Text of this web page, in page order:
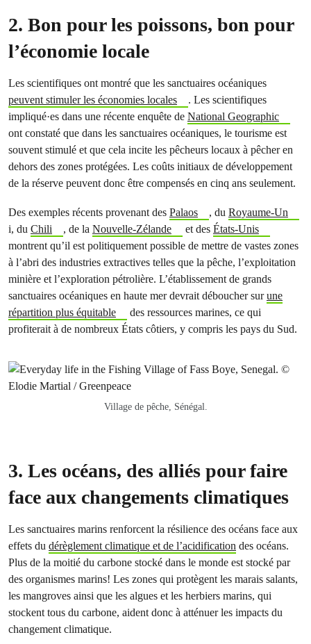
2. Bon pour les poissons, bon pour
l’économie locale
Les scientifiques ont montré que les sanctuaires océaniques
peuvent stimuler les économies locales
. Les scientifiques
impliqué·es dans une récente enquête de National Geographic
ont constaté que dans les sanctuaires océaniques, le tourisme est
souvent stimulé et que cela incite les pêcheurs locaux à pêcher en
dehors des zones protégées. Les coûts initiaux de développement
de la réserve peuvent donc être compensés en cinq ans seulement.
Des exemples récents provenant des Palaos , du Royaume-Un
i, du Chili , de la Nouvelle-Zélande et des États-Unis
montrent qu’il est politiquement possible de mettre de vastes zones
à l’abri des industries extractives telles que la pêche, l’exploitation
minière et l’exploration pétrolière. L’établissement de grands
sanctuaires océaniques en haute mer devrait déboucher surune
répartition plus équitable
des ressources marines, ce qui
profiterait à de nombreux États côtiers, y compris les pays du Sud.
Village de pêche, Sénégal.
3. Les océans, des alliés pour faire
face aux changements climatiques
Les sanctuaires marins renforcent la résilience des océans face aux
effets du dérèglement climatique et de l’acidification des océans.
Plus de la moitié du carbone stocké dans le monde est stocké par
des organismes marins! Les zones qui protègent les marais salants,
les mangroves ainsi que les algues et les herbiers marins, qui
stockent tous du carbone, aident donc à atténuer les impacts du
changement climatique.